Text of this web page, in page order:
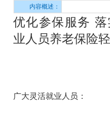
内容概述：
优化参保服务
业人员养老保险
广大灵活就业人员：